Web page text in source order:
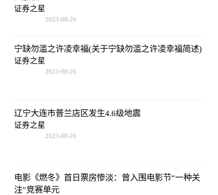
证券之星
2023-08-26
宁缺勿滥之许凌幸福(关于宁缺勿滥之许凌幸福简述)
证券之星
2023-08-26
辽宁大连市普兰店区发生4.6级地震
证券之星
2023-08-26
电影《燃冬》首日票房惨淡：曾入围电影节“一种关
注”竞赛单元